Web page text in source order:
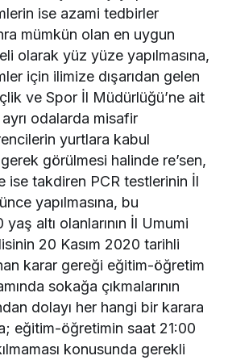
ise azami tedbirler
mümkün olan en uygun
olarak yüz yüze yapılmasına,
için ilimize dışarıdan gelen
ve Spor İl Müdürlüğü’ne ait
odalarda misafir
yurtlara kabul
görülmesi halinde re’sen,
ise takdiren PCR testlerinin İl
yapılmasına, bu
altı olanlarının İl Umumi
20 Kasım 2020 tarihli
karar gereği eğitim-öğretim
sokağa çıkmalarının
dolayı her hangi bir karara
eğitim-öğretimin saat 21:00
konusunda gerekli